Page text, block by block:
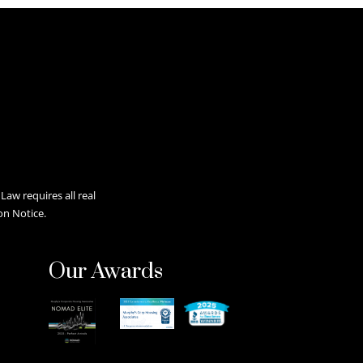
requires all real
Notice.
Our Awards